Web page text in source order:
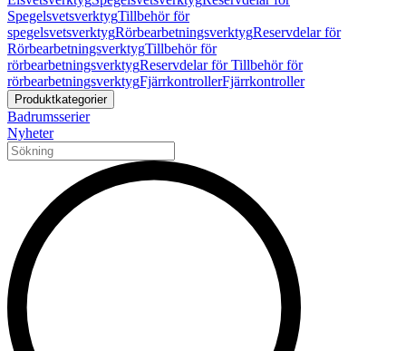
SpegelsvetsverktygTillbehör för
spegelsvetsverktygRörbearbetningsverktygReservdelar för
RörbearbetningsverktygTillbehör för
rörbearbetningsverktygReservdelar för Tillbehör för
rörbearbetningsverktygFjärrkontrollerFjärrkontroller
Produktkategorier
Badrumsserier
Nyheter